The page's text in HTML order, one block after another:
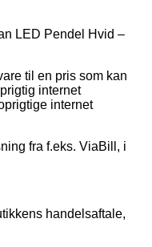
LED Pendel Hvid –
til en pris som kan
internet
internet
fra f.eks. ViaBill, i
handelsaftale,